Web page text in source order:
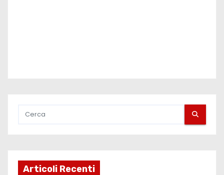
Articoli Recenti